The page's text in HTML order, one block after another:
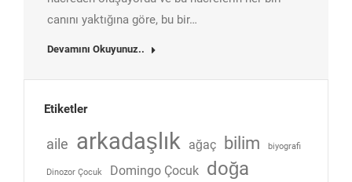
canını yaktığına göre, bu bir…
Devamını Okuyunuz..
Etiketler
aile arkadaşlık ağaç bilim biyografi
Dinozor Çocuk Domingo Çocuk doğa